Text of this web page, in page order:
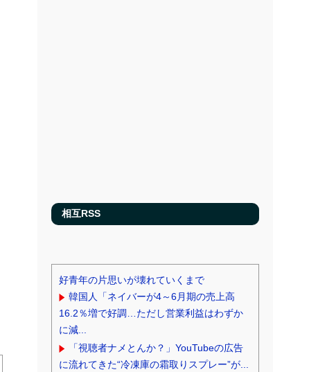
相互RSS
好青年の片思いが壊れていくまで
韓国人「ネイバーが4～6月期の売上高
16.2％増で好調…ただし営業利益はわずか
に減...
「視聴者ナメとんか？」YouTubeの広告
に流れてきた“冷凍庫の霜取りスプレー”が...